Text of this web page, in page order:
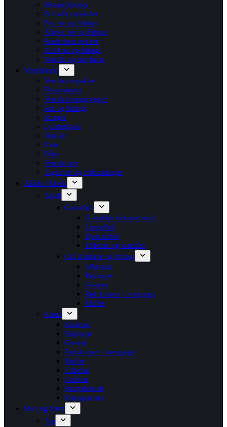
Messingfittings
Primofit rørsamler
Pex rør og fittings
Alupex rør og fittings
Præisoleret pex rør
PEM rør og fittings
Ventiler og stophaner
Ventilation
Ventilationspakke
Flexsystemer
Ventilationsaggregater
Rør og fittings
Slanger
Lyddæmpere
Ventiler
Riste
Filtre
Ventilatorer
Taghætter og inddækninger
Afløb / kloak
Afløb
Gulvafløb
Gulvafløb firkantet/rund
Linjeafløb
Hjørneafløb
Tilbehør og vandlåse
Grå afløbsrør og fittings
Afløbsrør
Bøjninger
Grenrør
Reduktioner / overgange
Muffer
Kloak
Kloakrør
Bøjninger
Grenrør
Reduktioner / overgange
Muffer
Tilbehør
Faskiner
Pumpebrønde
Rottespærrere
Hus og have
Tag